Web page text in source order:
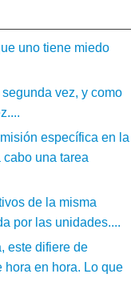
uno tiene miedo
vez, y como
específica en la
una tarea
de la misma
por las unidades....
este difiere de
hora en hora. Lo que